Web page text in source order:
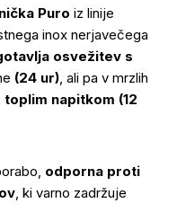
Puro iz linije
inox nerjavečega
osvežitev s
(24 ur), ali pa v mrzlih
toplim napitkom (12
odporna proti
, ki varno zadržuje